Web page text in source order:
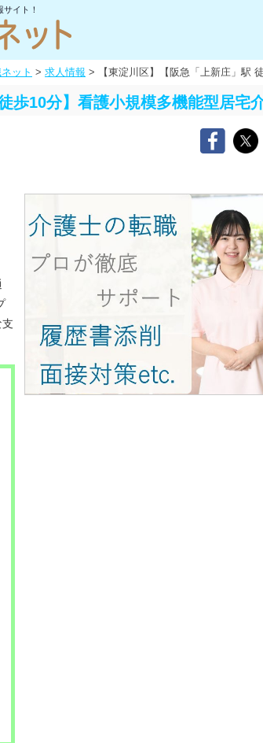
イト！
ット > 求人情報 > 【東淀川区】【阪急「上新庄」駅
歩10分】看護小規模多機能型居宅